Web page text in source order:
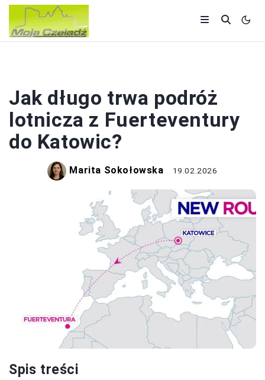
Jak długo trwa podróż
lotnicza z Fuerteventury
do Katowic?
Marita Sokołowska 19.02.2026
Spis treści